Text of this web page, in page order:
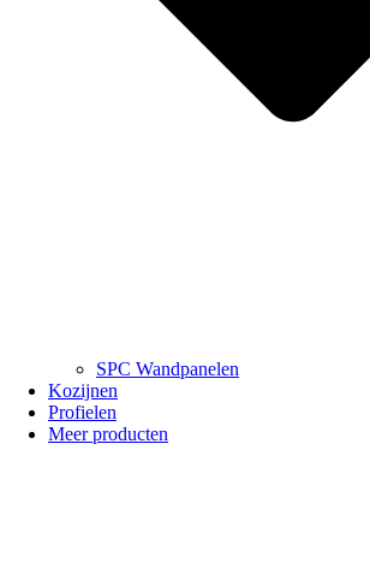
SPC Wandpanelen
Kozijnen
Profielen
Meer producten